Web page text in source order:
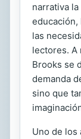
narrativa
las
lectores. A
Brooks se
demanda
sino que
Uno de los